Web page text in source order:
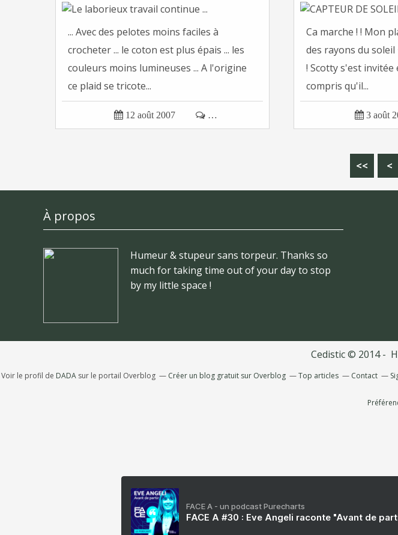
... Avec des pelotes moins faciles à
crocheter ... le coton est plus épais ... les
couleurs moins lumineuses ... A l'origine
ce plaid se tricote...
 12 août 2007  …
Ca marche ! ! Mon
des rayons du soleil
! Scotty s'est invitée
compris qu'il...
 3 août
<< <
À propos
Humeur & stupeur sans torpeur. Thanks so
much for taking time out of your day to stop
by my little space !
Cedistic © 2014 -
Voir le profil de DADA sur le portail Overblog Créer un blog gratuit sur Overblog Top articles Contact
FACE A - un podcast Purecharts
FACE A #30 : Eve Angeli raconte "Avant de